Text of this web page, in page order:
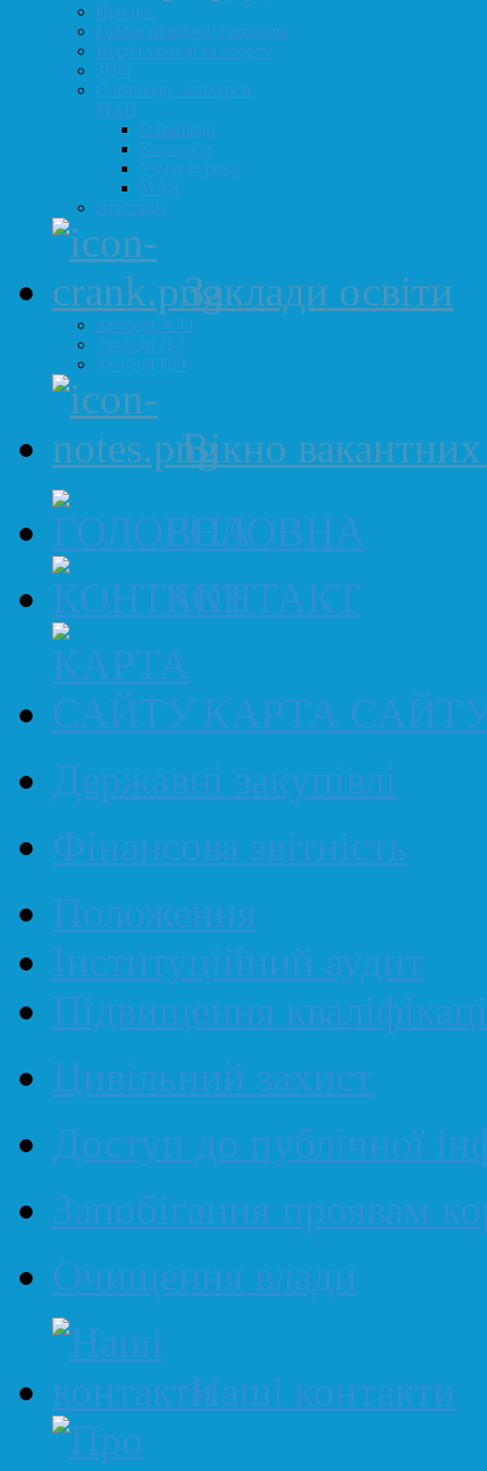
Про нас
Графік прийому громадян
Відділ молоді та спорту
ЗНО
Олімпіади, конкурси,
МАН
Олімпіади
Конкурси
Учитель року
МАН
Атестація
Заклади освіти
Заклади ЗСО
Заклади ДО
Заклади ПО
Вікно
ГОЛОВНА
КОНТАКТ
КАРТА
Державні закупівлі
Фінансова звітність
Положення
Інституційний аудит
Підвищення
Цивільний захист
Доступ до публічної
Запобігання проявам
Очищення влади
Наші контакти